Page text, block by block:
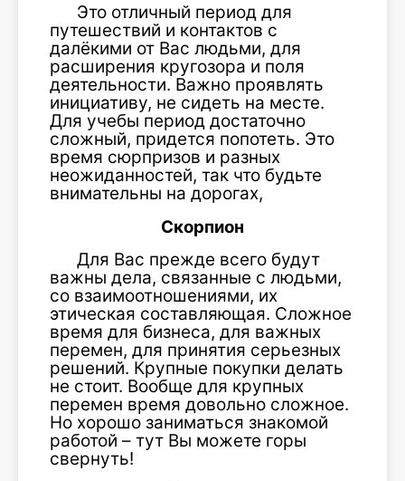
Это отличный период для
путешествий и контактов с
далёкими от Вас людьми, для
расширения кругозора и поля
деятельности. Важно проявлять
инициативу, не сидеть на месте.
Для учебы период достаточно
сложный, придется попотеть. Это
время сюрпризов и разных
неожиданностей, так что будьте
внимательны на дорогах,
Скорпион
Для Вас прежде всего будут
важны дела, связанные с людьми,
со взаимоотношениями, их
этическая составляющая. Сложное
время для бизнеса, для важных
перемен, для принятия серьезных
решений. Крупные покупки делать
не стоит. Вообще для крупных
перемен время довольно сложное.
Но хорошо заниматься знакомой
работой – тут Вы можете горы
свернуть!